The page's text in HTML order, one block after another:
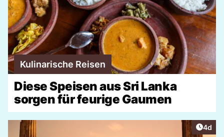
Kulinarische Reisen
Diese Speisen aus Sri Lanka
sorgen für feurige Gaumen
4d